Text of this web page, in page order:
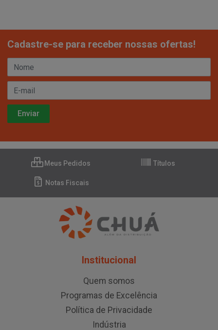
Cadastre-se para receber nossas ofertas!
Meus Pedidos Títulos
Notas Fiscais
Institucional
Quem somos
Programas de Excelência
Política de Privacidade
Indústria